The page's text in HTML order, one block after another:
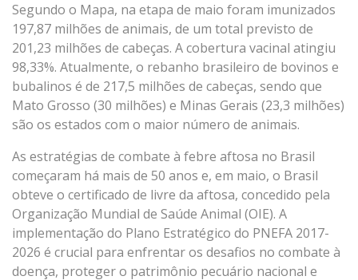
Segundo o Mapa, na etapa de maio foram imunizados
197,87 milhões de animais, de um total previsto de
201,23 milhões de cabeças. A cobertura vacinal atingiu
98,33%. Atualmente, o rebanho brasileiro de bovinos e
bubalinos é de 217,5 milhões de cabeças, sendo que
Mato Grosso (30 milhões) e Minas Gerais (23,3 milhões)
são os estados com o maior número de animais.
As estratégias de combate à febre aftosa no Brasil
começaram há mais de 50 anos e, em maio, o Brasil
obteve o certificado de livre da aftosa, concedido pela
Organização Mundial de Saúde Animal (OIE). A
implementação do Plano Estratégico do PNEFA 2017-
2026 é crucial para enfrentar os desafios no combate à
doença, proteger o patrimônio pecuário nacional e